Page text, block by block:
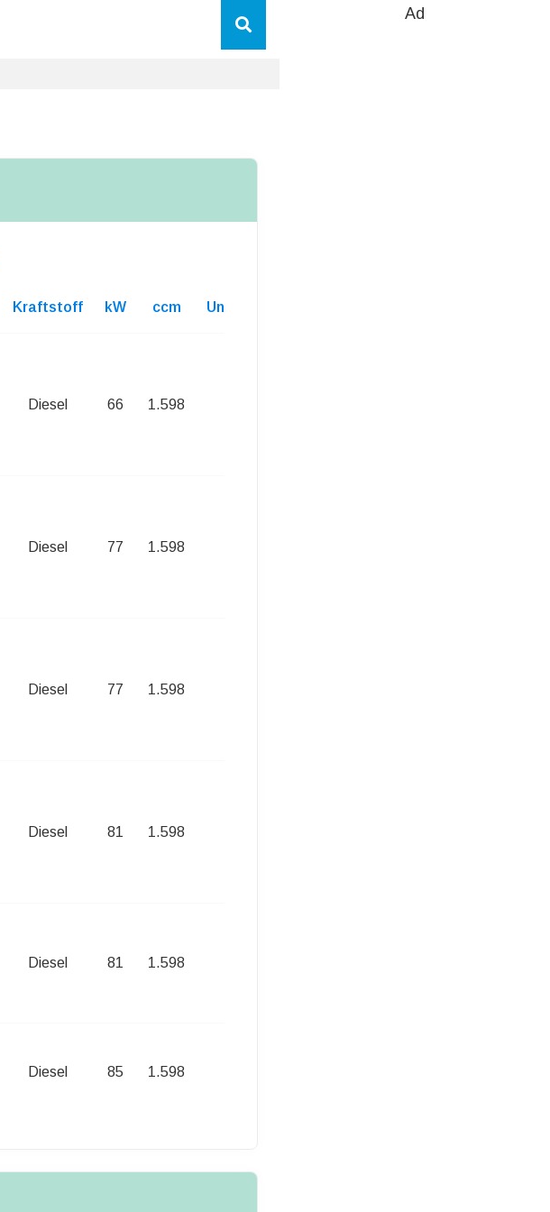
Ad
Kraftstoff kW ccm Unterhaltskosten
Diesel 66 1.598
Diesel 77 1.598
Diesel 77 1.598
Diesel 81 1.598
Diesel 81 1.598
Diesel 85 1.598